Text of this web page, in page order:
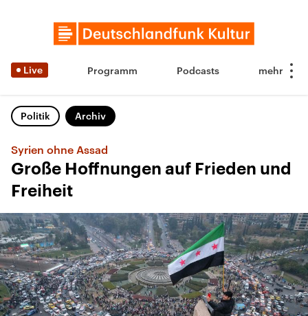
Live Programm Podcasts
Politik Archiv
Syrien ohne Assad
Große Hoffnungen auf Frieden und
Freiheit